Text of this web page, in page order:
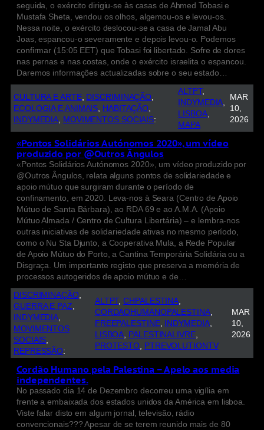
seguida, o exército dirigiu-se às casas de Ahmed Tobasi e
Mustafa Sheta, vendou os olhos, algemou-os e levou-os.
Nessa noite, o exército deslocou-se a casa de Jamal Abu
Joas, espancou-o severamente e depois levou-o. Podemos
confirmar (15:05 EET) que Tobasi foi libertado. Sofre de dores
nas pernas e nas costas, onde o exército israelita o espancou.
Daremos informações actualizadas sobre o seu estado…
CULTURA E ARTE, DISCRIMINAÇÃO
ECOLOGIA E ANIMAIS
HABITAÇÃO
INDYMEDIA
MOVIMENTOS SOCIAIS:
ALTPT
INDYMEDIA
LISBOA
MAPA
MAR
10,
2026
«Pontos Solidários Autónomos 2020», um vídeo
produzido por @Outros Ângulos
«Pontos Solidários Autónomos 2020», um vídeo produzido por
@Outros Ângulos, relata alguns pontos de solidariedade e
apoio mútuo que surgiram durante o período de
confinamento, em 2020. Leva-nos à Seara (Centro de Apoio
Mútuo de Santa Bárbara), ao RDA 69 e ao A.M.A. (Apoio
Mútuo Almada / Centro de Cultura Libertária) – e lembra-nos
outras iniciativas de solidariedade ativas no mesmo período,
como o Nu Sta Djunto, a Cooperativa Mula, a Rede Popular
de Apoio Mútuo do Porto, a Cantina Temporária Solidária ou a
Disgraça. Um importante registo que preserva a memória de
processos autogeridos de apoio mútuo e de…
DISCRIMINAÇÃO
GUERRA E PAZ
INDYMEDIA
MOVIMENTOS
SOCIAIS
REPRESSÃO:
ALTPT, CHPALESTINA
CORDAOHUMANOPALESTINA
FREEPALESTINE, INDYMEDIA
LISBOA
PALESTINALIVRE
PROTESTO
PTREVOLUTIONTV
MAR
10,
2026
Cordão Humano pela Palestina – Apelo aos media
independentes.
No passado dia 14 de Dezembro decorreu uma vigília em
frente a embaixada dos estados unidos da América em lisboa.
Viste falar disto em algum jornal, televisão, rádio
convencionais??? Apesar de se terem reunido mais de 80